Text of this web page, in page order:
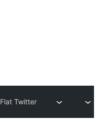
Flat Twitter